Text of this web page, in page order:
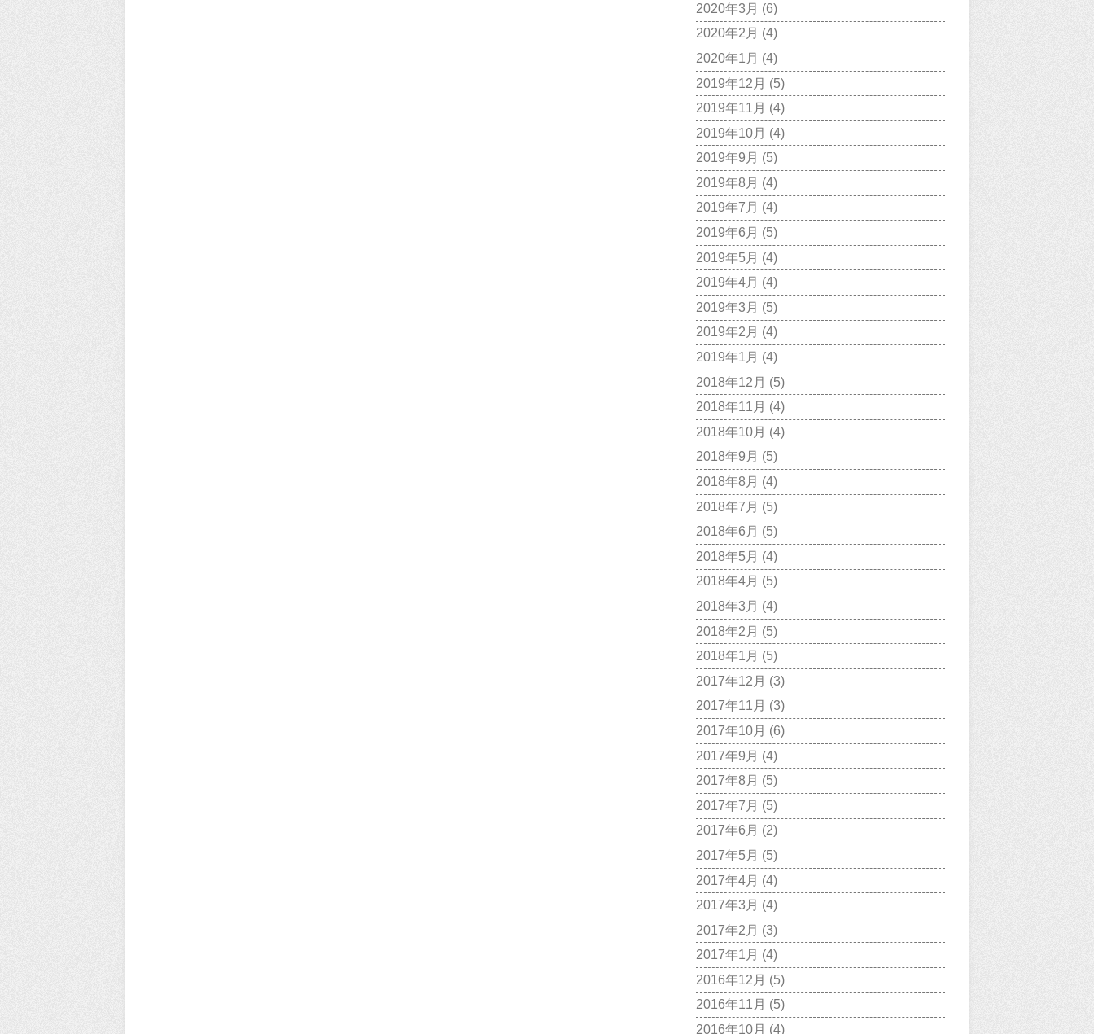
2020年3月 (6)
2020年2月 (4)
2020年1月 (4)
2019年12月 (5)
2019年11月 (4)
2019年10月 (4)
2019年9月 (5)
2019年8月 (4)
2019年7月 (4)
2019年6月 (5)
2019年5月 (4)
2019年4月 (4)
2019年3月 (5)
2019年2月 (4)
2019年1月 (4)
2018年12月 (5)
2018年11月 (4)
2018年10月 (4)
2018年9月 (5)
2018年8月 (4)
2018年7月 (5)
2018年6月 (5)
2018年5月 (4)
2018年4月 (5)
2018年3月 (4)
2018年2月 (5)
2018年1月 (5)
2017年12月 (3)
2017年11月 (3)
2017年10月 (6)
2017年9月 (4)
2017年8月 (5)
2017年7月 (5)
2017年6月 (2)
2017年5月 (5)
2017年4月 (4)
2017年3月 (4)
2017年2月 (3)
2017年1月 (4)
2016年12月 (5)
2016年11月 (5)
2016年10月 (4)